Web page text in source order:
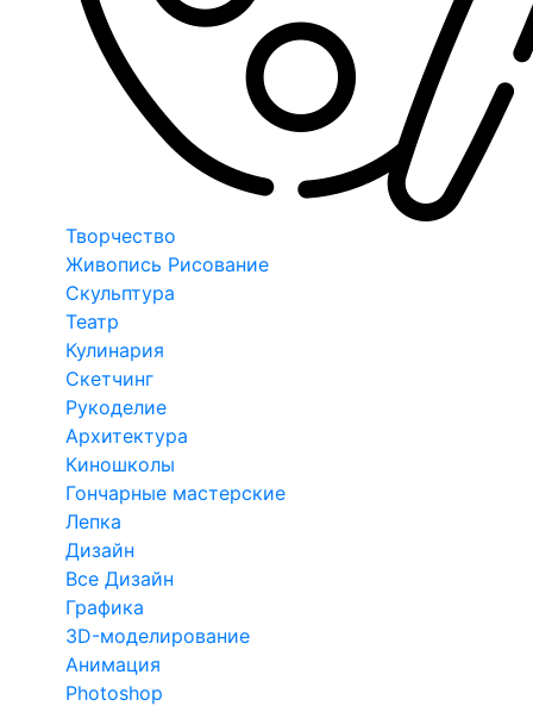
Творчество
Живопись Рисование
Скульптура
Театр
Кулинария
Скетчинг
Рукоделие
Архитектура
Киношколы
Гончарные мастерские
Лепка
Дизайн
Все Дизайн
Графика
3D-моделирование
Анимация
Photoshop